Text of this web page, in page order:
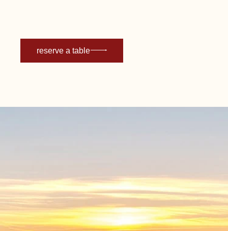
reserve a table